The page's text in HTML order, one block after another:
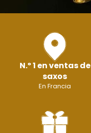
N.º 1 en ventas de
saxos
En Francia